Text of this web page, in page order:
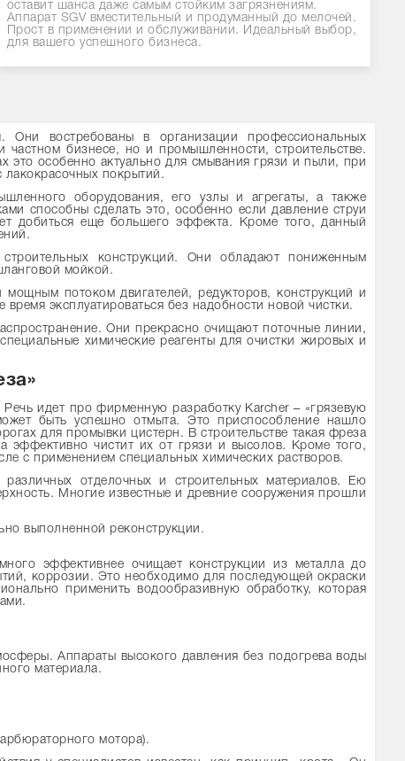
оставит шанса даже самым стойким загрязнениям.
Аппарат SGV вместительный и продуманный до мелочей.
Прост в применении и обслуживании. Идеальный выбор,
для вашего успешного бизнеса.
Они востребованы в организации профессиональных
бизнесе, но и промышленности, строительстве.
это особенно актуально для смывания грязи и пыли, при
лакокрасочных покрытий.
оборудования, его узлы и агрегаты, а также
способны сделать это, особенно если давление струи
добиться еще большего эффекта. Кроме того, данный
конструкций. Они обладают пониженным
мойкой.
потоком двигателей, редукторов, конструкций и
эксплуатироваться без надобности новой чистки.
Они прекрасно очищают поточные линии,
химические реагенты для очистки жировых и
идет про фирменную разработку Karcher – «грязевую
быть успешно отмыта. Это приспособление нашло
для промывки цистерн. В строительстве такая фреза
эффективно чистит их от грязи и высолов. Кроме того,
с применением специальных химических растворов.
отделочных и строительных материалов. Ею
Многие известные и древние сооружения прошли
выполненной реконструкции.
эффективнее очищает конструкции из металла до
коррозии. Это необходимо для последующей окраски
применить водообразивную обработку, которая
Аппараты высокого давления без подогрева воды
материала.
мотора).